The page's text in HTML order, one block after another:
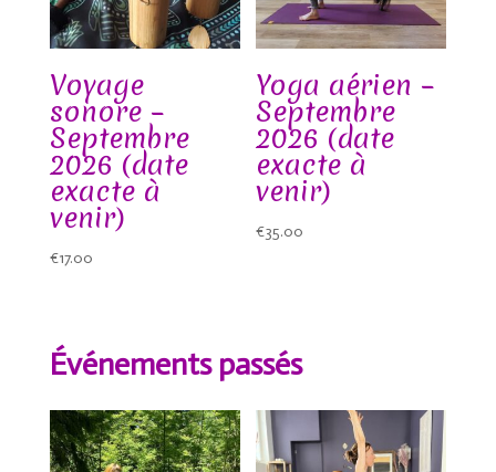
Voyage
sonore –
Septembre
2026 (date
exacte à
venir)
€17.00
Yoga aérien –
Septembre
2026 (date
exacte à
venir)
€35.00
Événements passés